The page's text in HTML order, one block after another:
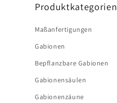
Produktkategorien
Maßanfertigungen
Gabionen
Bepflanzbare Gabionen
Gabionensäulen
Gabionenzäune